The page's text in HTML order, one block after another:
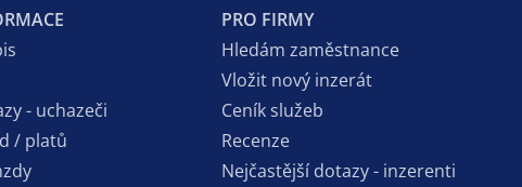
- uchazeči
/ platů
PRO FIRMY
Hledám zaměstnance
Vložit nový inzerát
Ceník služeb
Recenze
Nejčastější dotazy - inzerenti